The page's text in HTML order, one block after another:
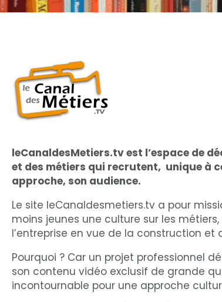
leCanaldesMetiers.tv est l’espace de
et des métiers qui recrutent, unique à
approche, son audience.
Le site leCanaldesmetiers.tv a pour
moins jeunes une culture sur les
l’entreprise en vue de la construction
Pourquoi ? Car un projet professionnel
son contenu vidéo exclusif de grande
incontournable pour une approche